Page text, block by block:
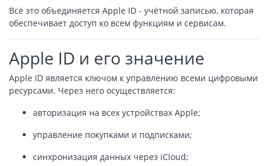
Всё это объединяется Apple ID - учётной записью, которая
обеспечивает доступ ко всем функциям и сервисам.
Apple ID и его значение
Apple ID является ключом к управлению всеми цифровыми
ресурсами. Через него осуществляется:
авторизация на всех устройствах Apple;
управление покупками и подписками;
синхронизация данных через iCloud;